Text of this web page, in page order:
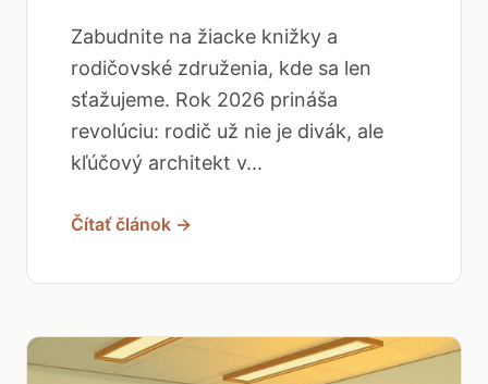
Zabudnite na žiacke knižky a
rodičovské združenia, kde sa len
sťažujeme. Rok 2026 prináša
revolúciu: rodič už nie je divák, ale
kľúčový architekt v...
Čítať článok →